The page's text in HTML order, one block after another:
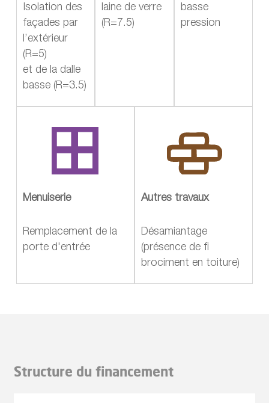
Isolation des
façades par
l’extérieur
(R=5)
et de la dalle
basse (R=3.5)
laine de verre
(R=7.5)
basse
pression
Menuiserie
Remplacement de la
porte d'entrée
Autres travaux
Désamiantage
(présence de fi
brociment en toiture)
Structure du financement